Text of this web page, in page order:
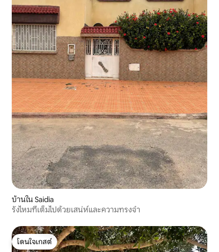
บ้านใน Saidia
รังไหมที่เต็มไปด้วยเสน่ห์และความทรงจำ
โดนใจเกสต์
โดนใจเกสต์